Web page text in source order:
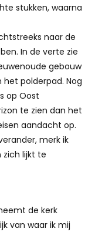
stukken, waarna
naar de
In de verte zie
gebouw
polderpad. Nog
op Oost
te zien dan het
aandacht op.
merk ik
zich lijkt te
de kerk
van waar ik mij